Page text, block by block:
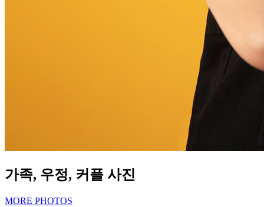
가족, 우정, 커플 사진
MORE PHOTOS